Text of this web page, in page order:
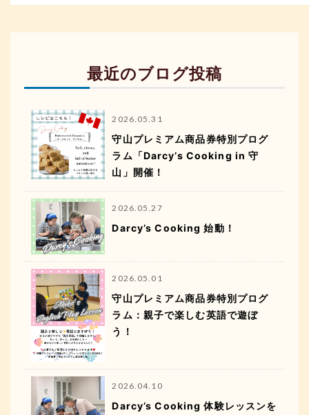
最近のブログ投稿
2026.05.31
守山プレミアム商品券特別プログ
ラム「Darcy’s Cooking in 守
山」開催！
2026.05.27
Darcy’s Cooking 始動！
2026.05.01
守山プレミアム商品券特別プログ
ラム：親子で楽しむ英語で遊ぼ
う！
2026.04.10
Darcy’s Cooking 体験レッスンを